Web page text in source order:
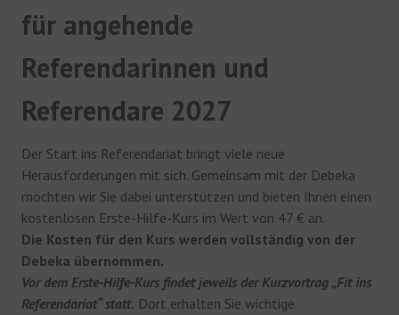
für angehende
Referendarinnen und
Referendare 2027
Der Start ins Referendariat bringt viele neue
Herausforderungen mit sich. Gemeinsam mit der Debeka
möchten wir Sie dabei unterstützen und bieten Ihnen einen
kostenlosen Erste-Hilfe-Kurs im Wert von 47 € an.
Die Kosten für den Kurs werden vollständig von der
Debeka übernommen.
Vor dem Erste-Hilfe-Kurs findet jeweils der Kurzvortrag „Fit ins
Referendariat“ statt. Dort erhalten Sie wichtige